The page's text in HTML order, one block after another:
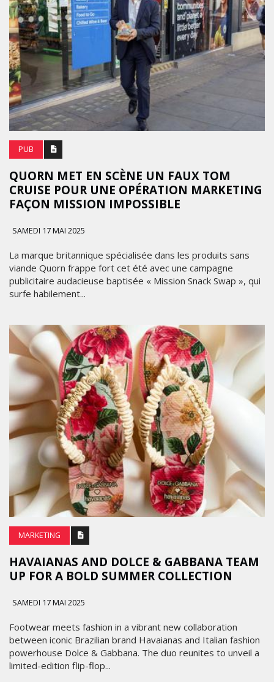
PUB
QUORN MET EN SCÈNE UN FAUX TOM
CRUISE POUR UNE OPÉRATION MARKETING
FAÇON MISSION IMPOSSIBLE
SAMEDI 17 MAI 2025
La marque britannique spécialisée dans les produits sans
viande Quorn frappe fort cet été avec une campagne
publicitaire audacieuse baptisée « Mission Snack Swap », qui
surfe habilement...
MARKETING
HAVAIANAS AND DOLCE & GABBANA TEAM
UP FOR A BOLD SUMMER COLLECTION
SAMEDI 17 MAI 2025
Footwear meets fashion in a vibrant new collaboration
between iconic Brazilian brand Havaianas and Italian fashion
powerhouse Dolce & Gabbana. The duo reunites to unveil a
limited-edition flip-flop...